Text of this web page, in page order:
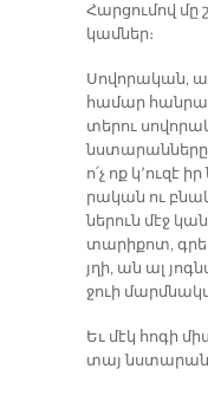
Հար­ցու­մով մը
կամ­ներ։
Սո­վո­րա­կան,
հա­մար
տե­րու
նստա­րան­նե­րը
ո՛չ ոք կ՚ու­զէ
րա­կան ու
նե­րուն մէջ
տա­րի­քոտ,
յղի, ան ալ
ջուի
Եւ մէկ հո­գի
տայ